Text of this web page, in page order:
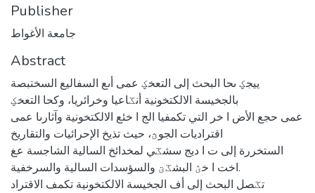
Publisher
جامعة الأغواط
Abstract
ييجؼ ىحا البحث إلى التعخؼ عمى أىع السفاليع السختبصة
بالجخيسة الالكتخونية أنػاعيا وخرائريا، وكحا التعخؼ
عمى حجع الأض ا خر التي تكمفيا الج ا خئع الالكتخونية وآثارىا عمى
اقتراديات الجوؿ، حيث تذيخ الإحرائيات والتقاريخ
الستخررة إلى ت ا ديج سشػي لمخدائخ السالية الشاجسة عغ
اخت ا خؽ البشػؾ والسؤسدات السالية والسرخفية.
تػصل البحث إلى أف الجخيسة الالكتخونية تكمف الاقتراد